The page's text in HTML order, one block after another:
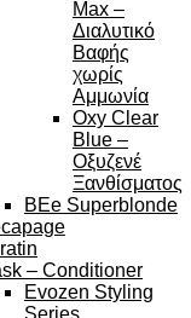
Max –
Διαλυτικό
Βαφής
χωρίς
Αμμωνία
Oxy Clear
Blue –
Οξυζενέ
Ξανθίσματος
BEe Superblonde
– Conditioner
Evozen Styling
Series